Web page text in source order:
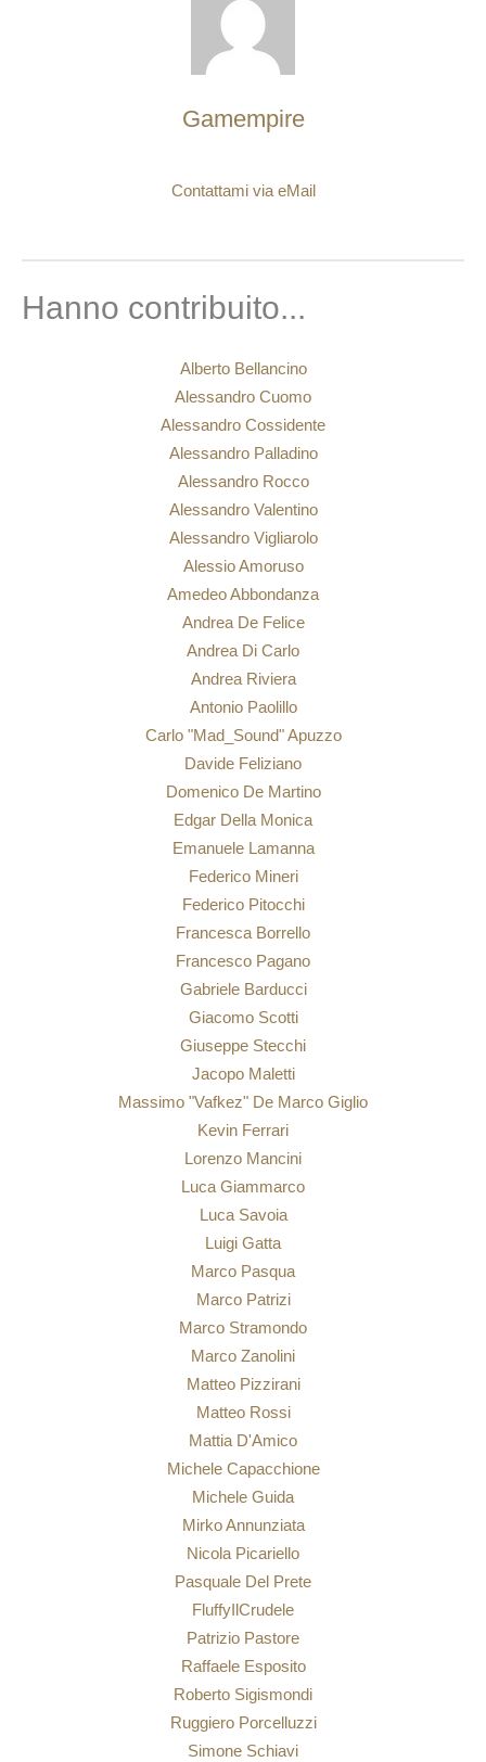
Gamempire
Contattami via eMail
Hanno contribuito...
Alberto Bellancino
Alessandro Cuomo
Alessandro Cossidente
Alessandro Palladino
Alessandro Rocco
Alessandro Valentino
Alessandro Vigliarolo
Alessio Amoruso
Amedeo Abbondanza
Andrea De Felice
Andrea Di Carlo
Andrea Riviera
Antonio Paolillo
Carlo "Mad_Sound" Apuzzo
Davide Feliziano
Domenico De Martino
Edgar Della Monica
Emanuele Lamanna
Federico Mineri
Federico Pitocchi
Francesca Borrello
Francesco Pagano
Gabriele Barducci
Giacomo Scotti
Giuseppe Stecchi
Jacopo Maletti
Massimo "Vafkez" De Marco Giglio
Kevin Ferrari
Lorenzo Mancini
Luca Giammarco
Luca Savoia
Luigi Gatta
Marco Pasqua
Marco Patrizi
Marco Stramondo
Marco Zanolini
Matteo Pizzirani
Matteo Rossi
Mattia D'Amico
Michele Capacchione
Michele Guida
Mirko Annunziata
Nicola Picariello
Pasquale Del Prete
FluffyIlCrudele
Patrizio Pastore
Raffaele Esposito
Roberto Sigismondi
Ruggiero Porcelluzzi
Simone Schiavi